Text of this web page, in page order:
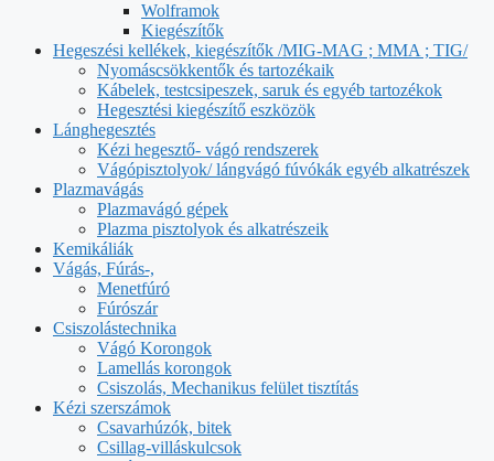
Wolframok
Kiegészítők
Hegeszési kellékek, kiegészítők /MIG-MAG ; MMA ; TIG/
Nyomáscsökkentők és tartozékaik
Kábelek, testcsipeszek, saruk és egyéb tartozékok
Hegesztési kiegészítő eszközök
Lánghegesztés
Kézi hegesztő- vágó rendszerek
Vágópisztolyok/ lángvágó fúvókák egyéb alkatrészek
Plazmavágás
Plazmavágó gépek
Plazma pisztolyok és alkatrészeik
Kemikáliák
Vágás, Fúrás-,
Menetfúró
Fúrószár
Csiszolástechnika
Vágó Korongok
Lamellás korongok
Csiszolás, Mechanikus felület tisztítás
Kézi szerszámok
Csavarhúzók, bitek
Csillag-villáskulcsok